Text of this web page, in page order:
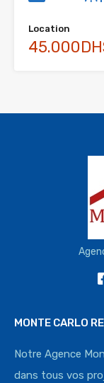
Location
MONTE CARLO
Notre Agence
dans tous vos